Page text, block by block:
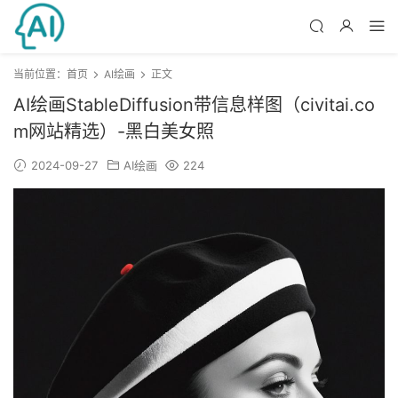
当前位置： 首页 AI绘画 正文
AI绘画StableDiffusion带信息样图（civitai.co
m网站精选）-黑白美女照
2024-09-27 AI绘画 224